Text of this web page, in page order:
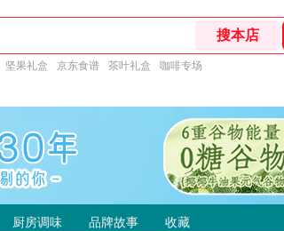
坚果礼盒 京东食谱 茶叶礼盒 咖啡专场
厨房调味 品牌故事 收藏